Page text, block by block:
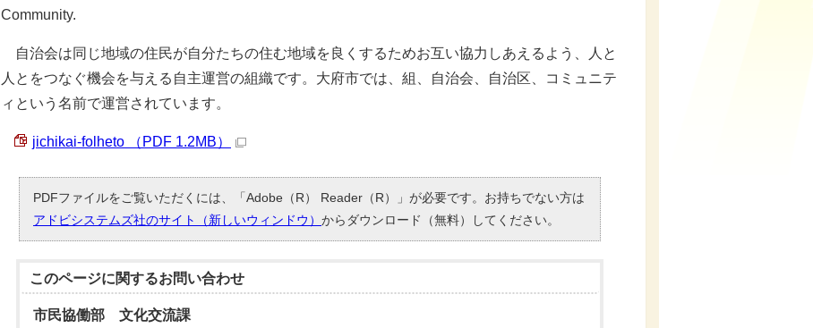
Community.
自治会は同じ地域の住民が自分たちの住む地域を良くするためお互い協力しあえるよう、人と
人とをつなぐ機会を与える自主運営の組織です。大府市では、組、自治会、自治区、コミュニテ
ィという名前で運営されています。
jichikai-folheto （PDF 1.2MB）
PDFファイルをご覧いただくには、「Adobe（R） Reader（R）」が必要です。お持ちでない方は
アドビシステムズ社のサイト（新しいウィンドウ） からダウンロード（無料）してください。
このページに関するお問い合わせ
市民協働部 文化交流課